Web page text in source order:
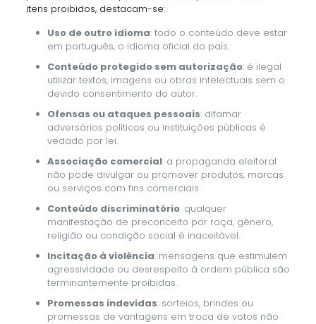
itens proibidos, destacam-se:
Uso de outro idioma: todo o conteúdo deve estar
em português, o idioma oficial do país.
Conteúdo protegido sem autorização: é ilegal
utilizar textos, imagens ou obras intelectuais sem o
devido consentimento do autor.
Ofensas ou ataques pessoais: difamar
adversários políticos ou instituições públicas é
vedado por lei.
Associação comercial: a propaganda eleitoral
não pode divulgar ou promover produtos, marcas
ou serviços com fins comerciais.
Conteúdo discriminatório: qualquer
manifestação de preconceito por raça, gênero,
religião ou condição social é inaceitável.
Incitação à violência: mensagens que estimulem
agressividade ou desrespeito à ordem pública são
terminantemente proibidas.
Promessas indevidas: sorteios, brindes ou
promessas de vantagens em troca de votos não